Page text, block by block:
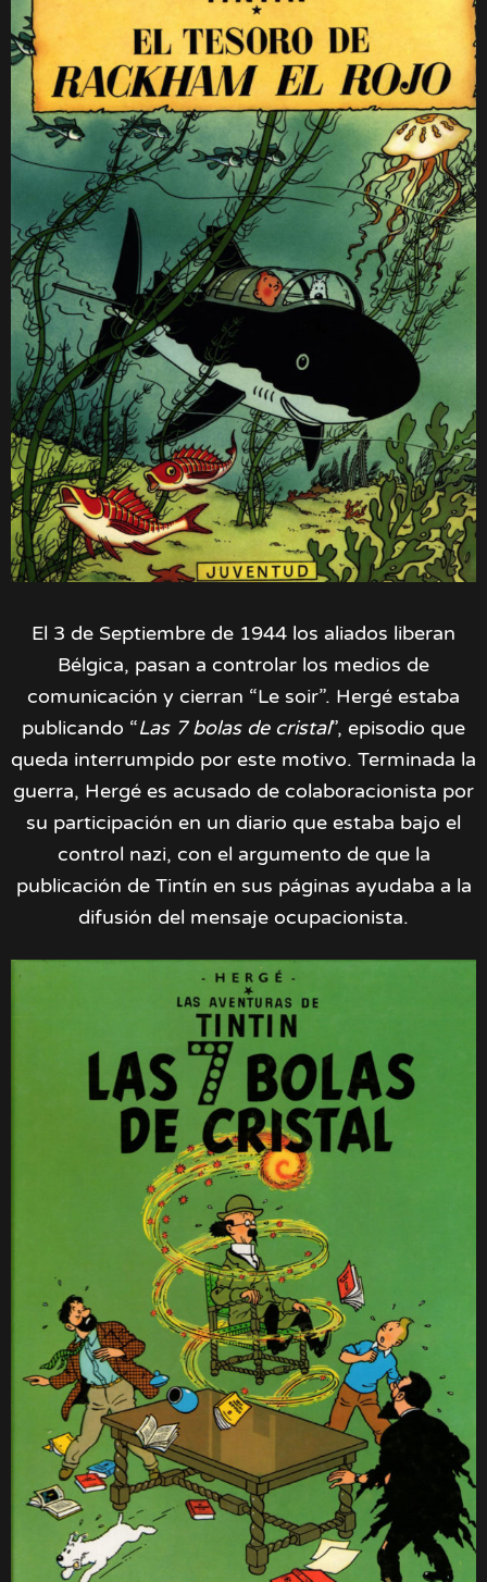
El 3 de Septiembre de 1944 los aliados liberan
Bélgica, pasan a controlar los medios de
comunicación y cierran “Le soir”. Hergé estaba
publicando “Las 7 bolas de cristal”, episodio que
queda interrumpido por este motivo. Terminada la
guerra, Hergé es acusado de colaboracionista por
su participación en un diario que estaba bajo el
control nazi, con el argumento de que la
publicación de Tintín en sus páginas ayudaba a la
difusión del mensaje ocupacionista.